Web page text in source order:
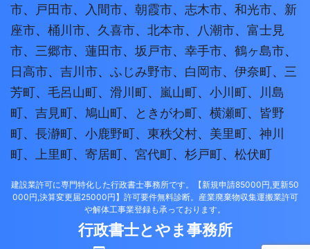
市、 戸田市、 入間市、 朝霞市、 志木市、 和光市、 新
座市、 桶川市、 久喜市、 北本市、 八潮市、 富士見
市、 三郷市、 蓮田市、 坂戸市、 幸手市、 鶴ヶ島市、
日高市、 吉川市、 ふじみ野市、 白岡市、 伊奈町、 三
芳町、 毛呂山町、 滑川町、 嵐山町、 小川町、
川島
町、 吉見町、 鳩山町、 ときがわ町、 横瀬町、 皆野
町、 長瀞町、 小鹿野町、 東秩父村、 美里町、 神川
町、 上里町、 寄居町、 宮代町、 杉戸町、 松伏町
建設業許可に専門特化した行政書士事務所です。【新規申請85000円,更新50
000円,決算変更届25000円】許可要件無料診断。産業廃棄物収集運搬業許可
や解体工事業登録も承っております。
行政書士とやま事務所